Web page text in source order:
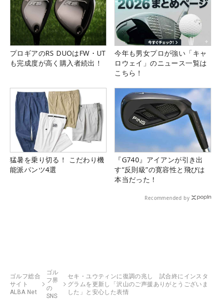
プロギアのRS DUOはFW・UT
も完成度が高く購入者続出！
今年も男女プロが強い「キャ
ロウェイ」のニュース一覧は
こちら！
猛暑を乗り切る！ こだわり機
能派パンツ4選
『G740』アイアンが引き出
す“反則級”の寛容性と飛びは
本当だった！
Recommended by
ゴルフ総合
サイト
ALBA Net
ゴル
フ界
の
SNS
セキ・ユウティンに復調の兆し 試合終にインスタ
グラムを更新し「沢山のご声援ありがとうございま
した」と安心した表情